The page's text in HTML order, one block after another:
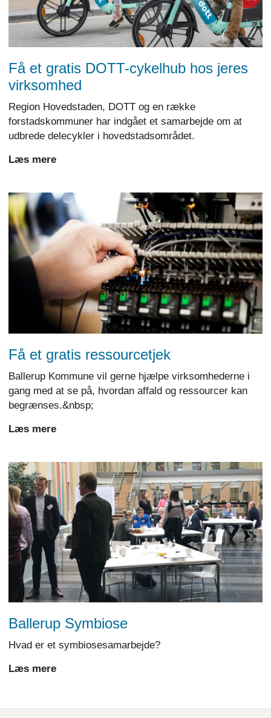
Få et gratis DOTT-cykelhub hos jeres
virksomhed
Region Hovedstaden, DOTT og en række
forstadskommuner har indgået et samarbejde om at
udbrede delecykler i hovedstadsområdet.
Læs mere
Få et gratis ressourcetjek
Ballerup Kommune vil gerne hjælpe virksomhederne i
gang med at se på, hvordan affald og ressourcer kan
begrænses.&nbsp;
Læs mere
Ballerup Symbiose
Hvad er et symbiosesamarbejde?
Læs mere